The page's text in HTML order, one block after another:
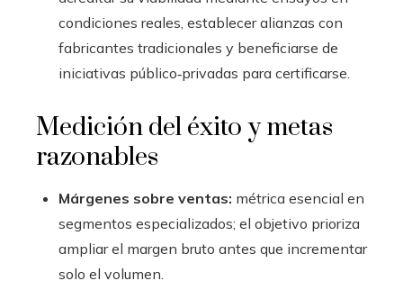
condiciones reales, establecer alianzas con
fabricantes tradicionales y beneficiarse de
iniciativas público‑privadas para certificarse.
Medición del éxito y metas
razonables
Márgenes sobre ventas: métrica esencial en
segmentos especializados; el objetivo prioriza
ampliar el margen bruto antes que incrementar
solo el volumen.